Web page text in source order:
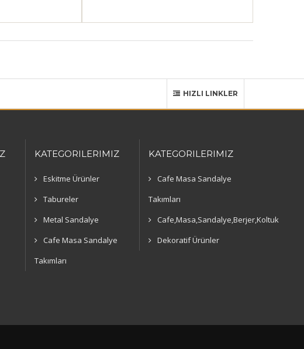
HIZLI LINKLER
KATEGORILERIMIZ
Eskitme Ürünler
Tabureler
Metal Sandalye
Cafe Masa Sandalye
Takımları
KATEGORILERIMIZ
Cafe Masa Sandalye
Takımları
Cafe,Masa,Sandalye,Berjer,Koltuk
Dekoratif Ürünler